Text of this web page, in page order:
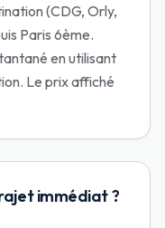
(CDG, Orly,
Paris 6ème.
en utilisant
Le prix affiché
immédiat ?